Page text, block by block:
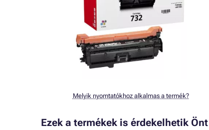
Melyik nyomtatókhoz alkalmas a termék?
Ezek a termékek is érdekelhetik Önt